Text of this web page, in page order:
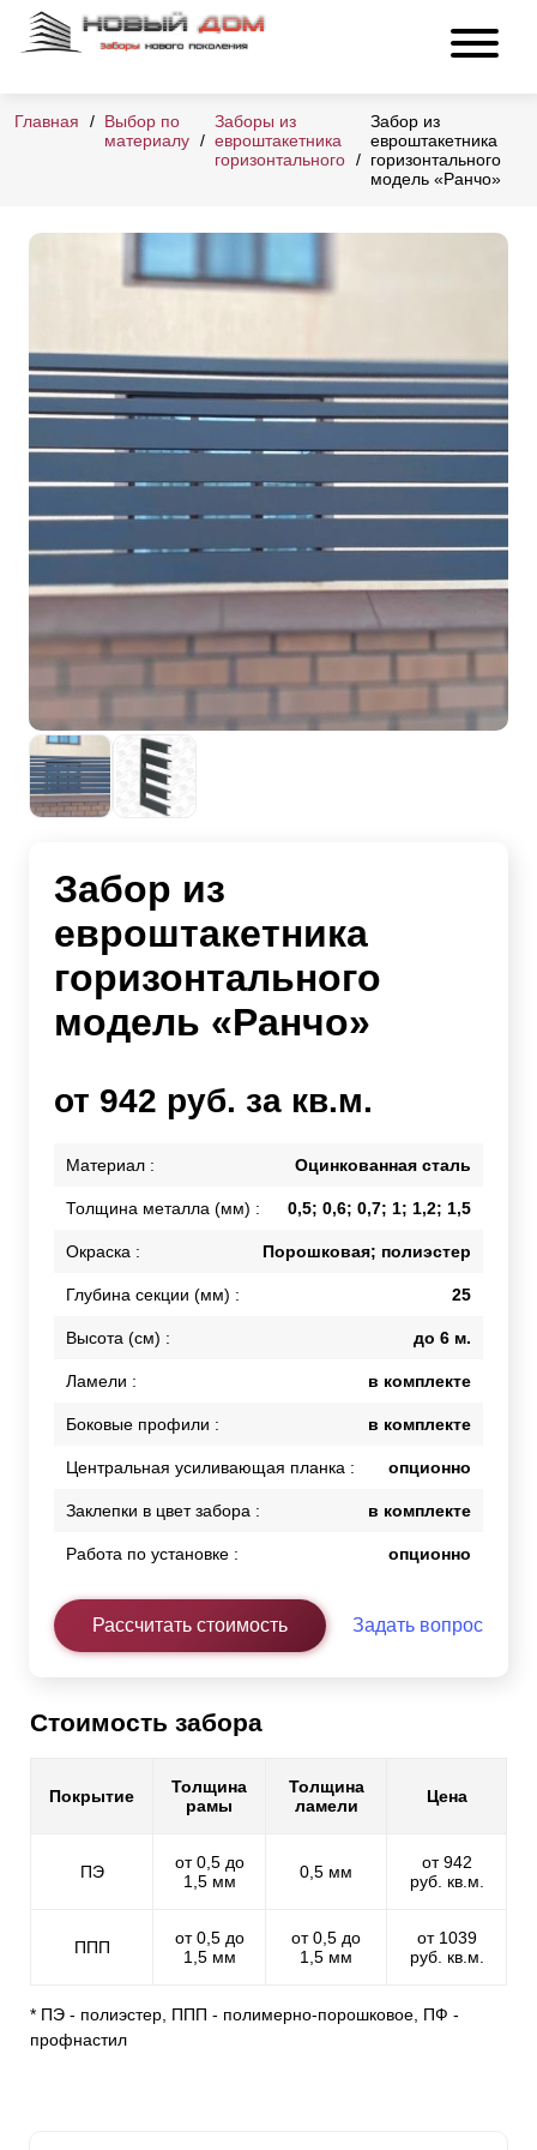
Главная
Выбор по
материалу
Заборы из
евроштакетника
горизонтального
Забор из
евроштакетника
горизонтального
модель «Ранчо»
Забор из
евроштакетника
горизонтального
модель «Ранчо»
от 942 руб. за кв.м.
Материал : Оцинкованная сталь
Толщина металла (мм) : 0,5; 0,6; 0,7; 1; 1,2; 1,5
Окраска : Порошковая; полиэстер
Глубина секции (мм) : 25
Высота (см) : до 6 м.
Ламели : в комплекте
Боковые профили : в комплекте
Центральная усиливающая планка : опционно
Заклепки в цвет забора : в комплекте
Работа по установке : опционно
Рассчитать стоимость Задать вопрос
Стоимость забора
Покрытие
Толщина
рамы
Толщина
ламели
Цена
ПЭ
от 0,5 до
1,5 мм
0,5 мм
от 942
руб. кв.м.
ППП
от 0,5 до
1,5 мм
от 0,5 до
1,5 мм
от 1039
руб. кв.м.
* ПЭ - полиэстер, ППП - полимерно-порошковое, ПФ -
профнастил